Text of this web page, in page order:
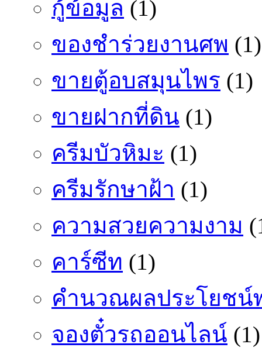
กู้ข้อมูล (1)
ของชำร่วยงานศพ (1)
ขายตู้อบสมุนไพร (1)
ขายฝากที่ดิน (1)
ครีมบัวหิมะ (1)
ครีมรักษาฝ้า (1)
ความสวยความงาม
คาร์ซีท (1)
คำนวณผลประโยชน์
จองตั๋วรถออนไลน์ (1)